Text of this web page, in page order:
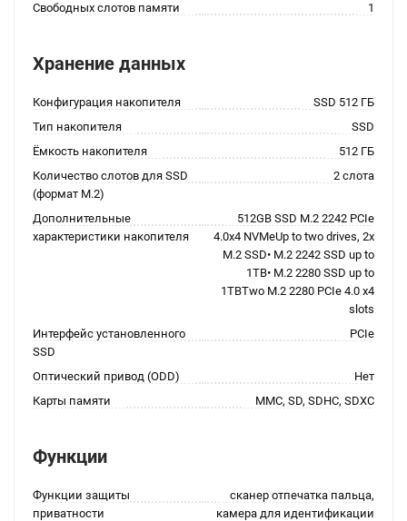
Свободных слотов памяти
1
Хранение данных
Конфигурация накопителя
SSD 512 ГБ
Тип накопителя
SSD
Ёмкость накопителя
512 ГБ
Количество слотов для SSD
(формат M.2)
2 слота
Дополнительные
характеристики накопителя
512GB SSD M.2 2242 PCIe
4.0x4 NVMeUp to two drives, 2x
M.2 SSD• M.2 2242 SSD up to
1TB• M.2 2280 SSD up to
1TBTwo M.2 2280 PCIe 4.0 x4
slots
Интерфейс установленного
SSD
PCIe
Оптический привод (ODD)
Нет
Карты памяти
MMC, SD, SDHC, SDXC
Функции
Функции защиты
приватности
сканер отпечатка пальца,
камера для идентификации